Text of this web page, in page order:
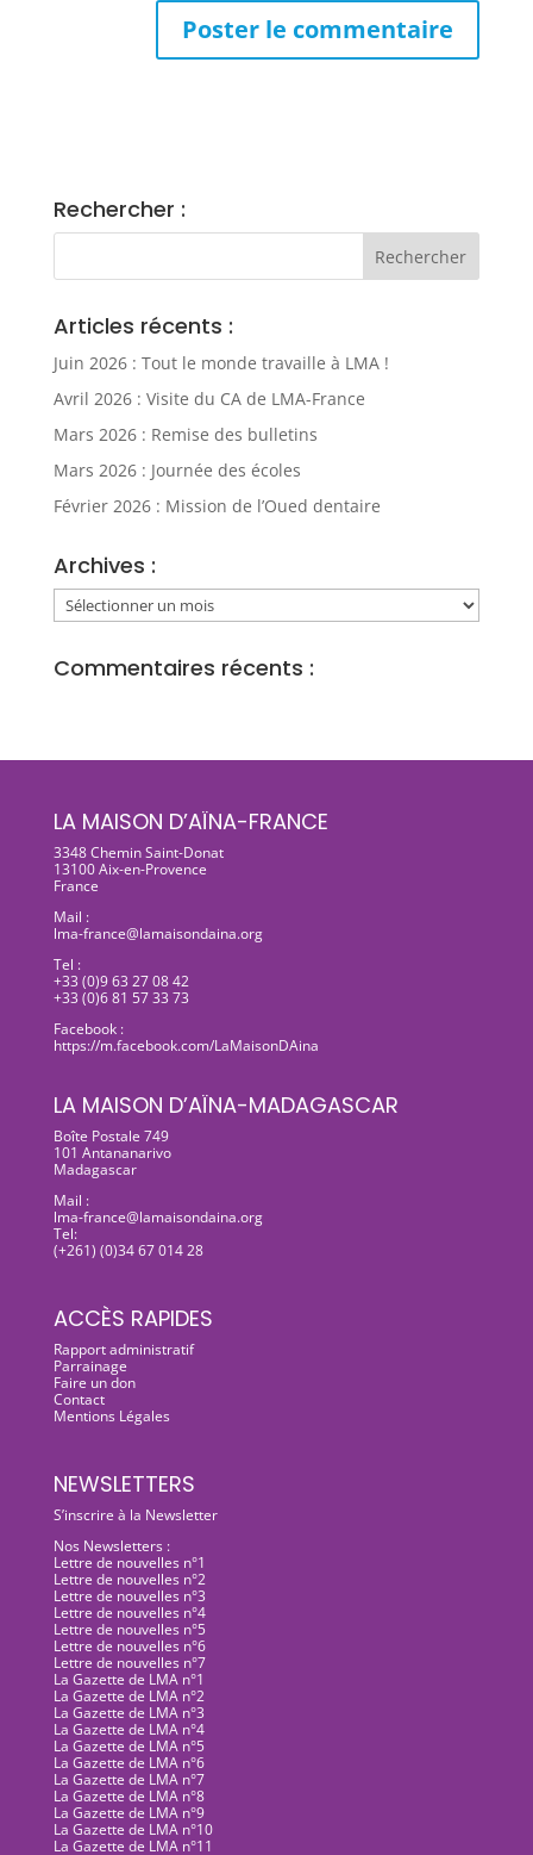
Rechercher :
Articles récents :
Juin 2026 : Tout le monde travaille à LMA !
Avril 2026 : Visite du CA de LMA-France
Mars 2026 : Remise des bulletins
Mars 2026 : Journée des écoles
Février 2026 : Mission de l’Oued dentaire
Archives :
Archives
:
Commentaires récents :
LA MAISON D’AÏNA-FRANCE
3348 Chemin Saint-Donat
13100 Aix-en-Provence
France
Mail :
lma-france@lamaisondaina.org
Tel :
+33 (0)9 63 27 08 42
+33 (0)6 81 57 33 73
Facebook :
https://m.facebook.com/LaMaisonDAina
LA MAISON D’AÏNA-MADAGASCAR
Boîte Postale 749
101 Antananarivo
Madagascar
Mail :
lma-france@lamaisondaina.org
Tel:
(+261) (0)34 67 014 28
ACCÈS RAPIDES
Rapport administratif
Parrainage
Faire un don
Contact
Mentions Légales
NEWSLETTERS
S’inscrire à la Newsletter
Nos Newsletters :
Lettre de nouvelles n°1
Lettre de nouvelles n°2
Lettre de nouvelles n°3
Lettre de nouvelles n°4
Lettre de nouvelles n°5
Lettre de nouvelles n°6
Lettre de nouvelles n°7
La Gazette de LMA n°1
La Gazette de LMA n°2
La Gazette de LMA n°3
La Gazette de LMA n°4
La Gazette de LMA n°5
La Gazette de LMA n°6
La Gazette de LMA n°7
La Gazette de LMA n°8
La Gazette de LMA n°9
La Gazette de LMA n°10
La Gazette de LMA n°11